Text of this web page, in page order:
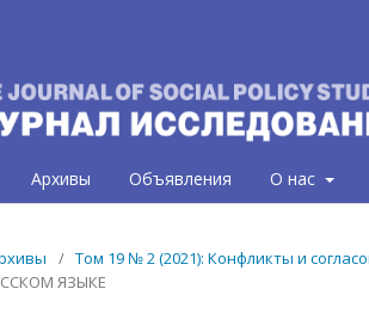
Архивы Объявления О нас
/ Том 19 № 2 (2021): Конфликты и
ЯЗЫКЕ